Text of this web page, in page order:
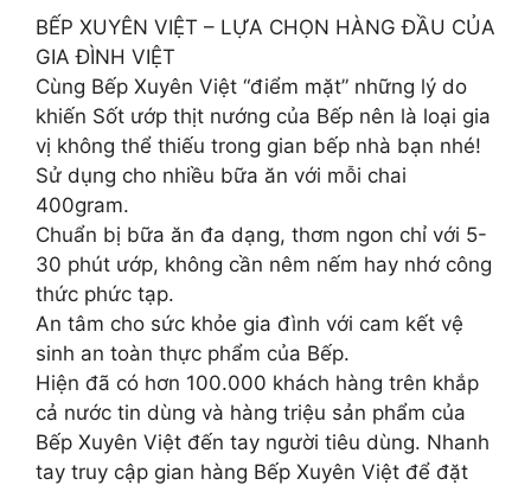
BẾP XUYÊN VIỆT – LỰA CHỌN HÀNG ĐẦU CỦA
GIA ĐÌNH VIỆT
Cùng Bếp Xuyên Việt “điểm mặt” những lý do
khiến Sốt ướp thịt nướng của Bếp nên là loại gia
vị không thể thiếu trong gian bếp nhà bạn nhé!
Sử dụng cho nhiều bữa ăn với mỗi chai
400gram.
Chuẩn bị bữa ăn đa dạng, thơm ngon chỉ với 5-
30 phút ướp, không cần nêm nếm hay nhớ công
thức phức tạp.
An tâm cho sức khỏe gia đình với cam kết vệ
sinh an toàn thực phẩm của Bếp.
Hiện đã có hơn 100.000 khách hàng trên khắp
cả nước tin dùng và hàng triệu sản phẩm của
Bếp Xuyên Việt đến tay người tiêu dùng. Nhanh
tay truy cập gian hàng Bếp Xuyên Việt để đặt